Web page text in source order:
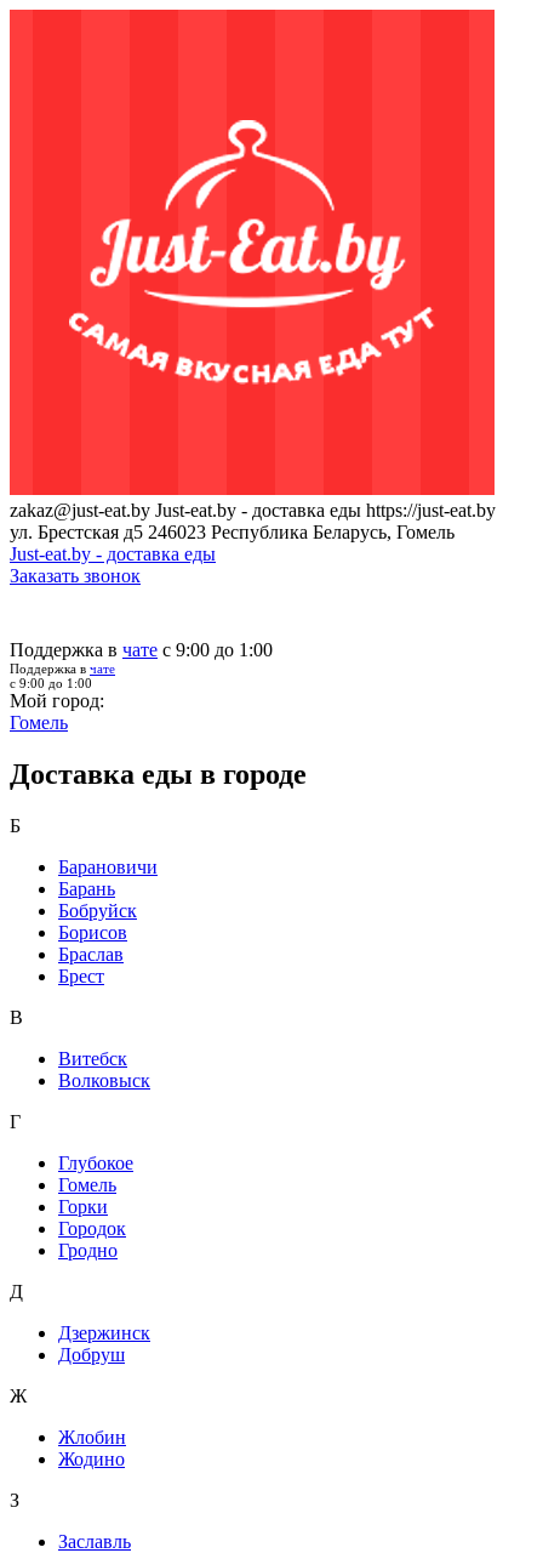
zakaz@just-eat.by Just-eat.by - доставка еды https://just-eat.by
ул. Брестская д5 246023 Республика Беларусь, Гомель
Just-eat.by - доставка еды
Заказать звонок
Поддержка в чате с 9:00 до 1:00
Поддержка в чате
с 9:00 до 1:00
Мой город:
Гомель
Доставка еды в городе
Б
Барановичи
Барань
Бобруйск
Борисов
Браслав
Брест
В
Витебск
Волковыск
Г
Глубокое
Гомель
Горки
Городок
Гродно
Д
Дзержинск
Добруш
Ж
Жлобин
Жодино
З
Заславль